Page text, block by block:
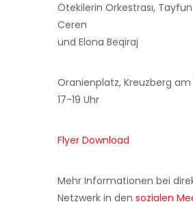
Ötekilerin Orkestrası,
Ceren
und Elona Beqiraj
Oranienplatz, Kreuzberg am
17-19 Uhr
Flyer Download
Mehr Informationen bei
Netzwerk in den sozialen